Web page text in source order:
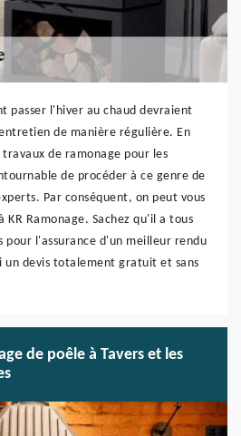
passer l'hiver au chaud devraient
de manière régulière. En
de ramonage pour les
de procéder à ce genre de
Par conséquent, on peut vous
KR Ramonage. Sachez qu'il a tous
pour l'assurance d'un meilleur rendu
un devis totalement gratuit et sans
de poêle à Tavers et les